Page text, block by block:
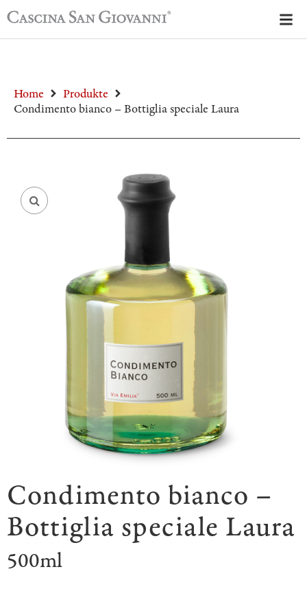
Home
Produkte
Condimento bianco – Bottiglia speciale Laura
Condimento bianco –
Bottiglia speciale Laura
500ml